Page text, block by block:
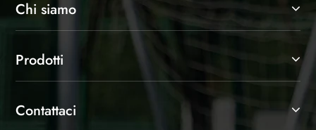
Chi siamo
Prodotti
Contattaci